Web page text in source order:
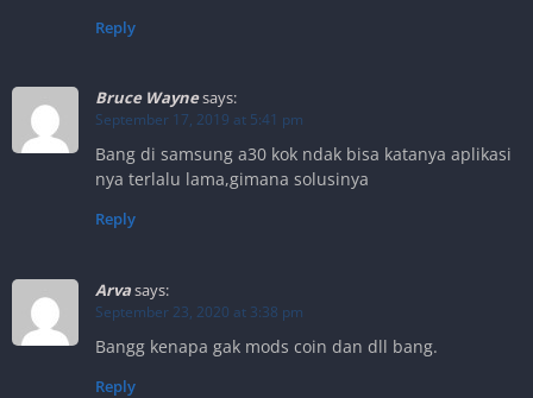
Reply
Bruce Waynesays:
September 17, 2019 at 5:41 pm
Bang di samsung a30 kok ndak bisa katanya aplikasi
nya terlalu lama,gimana solusinya
Reply
Arvasays:
September 23, 2020 at 3:38 pm
Bangg kenapa gak mods coin dan dll bang.
Reply